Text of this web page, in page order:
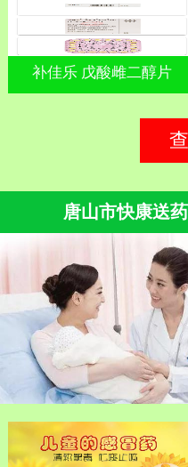
补佳乐 戊酸雌二醇片
唐山市快康送